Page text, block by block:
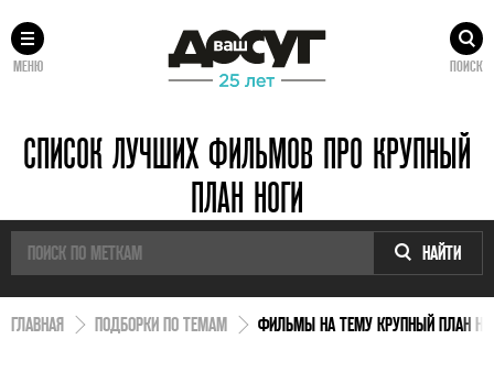
МЕНЮ ПОИСК
СПИСОК ЛУЧШИХ ФИЛЬМОВ ПРО КРУПНЫЙ
ПЛАН НОГИ
НАЙТИ
ГЛАВНАЯ ПОДБОРКИ ПО ТЕМАМ ФИЛЬМЫ НА ТЕМУ КРУПНЫЙ ПЛАН